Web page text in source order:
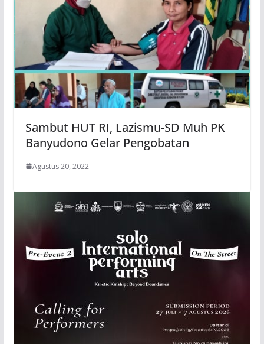
Sambut HUT RI, Lazismu-SD Muh PK
Banyudono Gelar Pengobatan
Agustus 20, 2022